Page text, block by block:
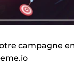
campagne